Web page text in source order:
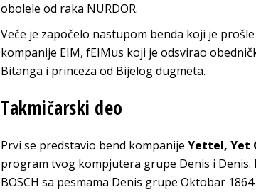
obolele od raka NURDOR.
Veče je započelo nastupom benda koji je
kompanije EIM, fEIMus koji je odsvirao
Bitanga i princeza od Bijelog dugmeta.
Takmičarski deo
Prvi se predstavio bend kompanije Yettel, Yet
program tvog kompjutera grupe Denis i
BOSCH sa pesmama Denis grupe Oktobar